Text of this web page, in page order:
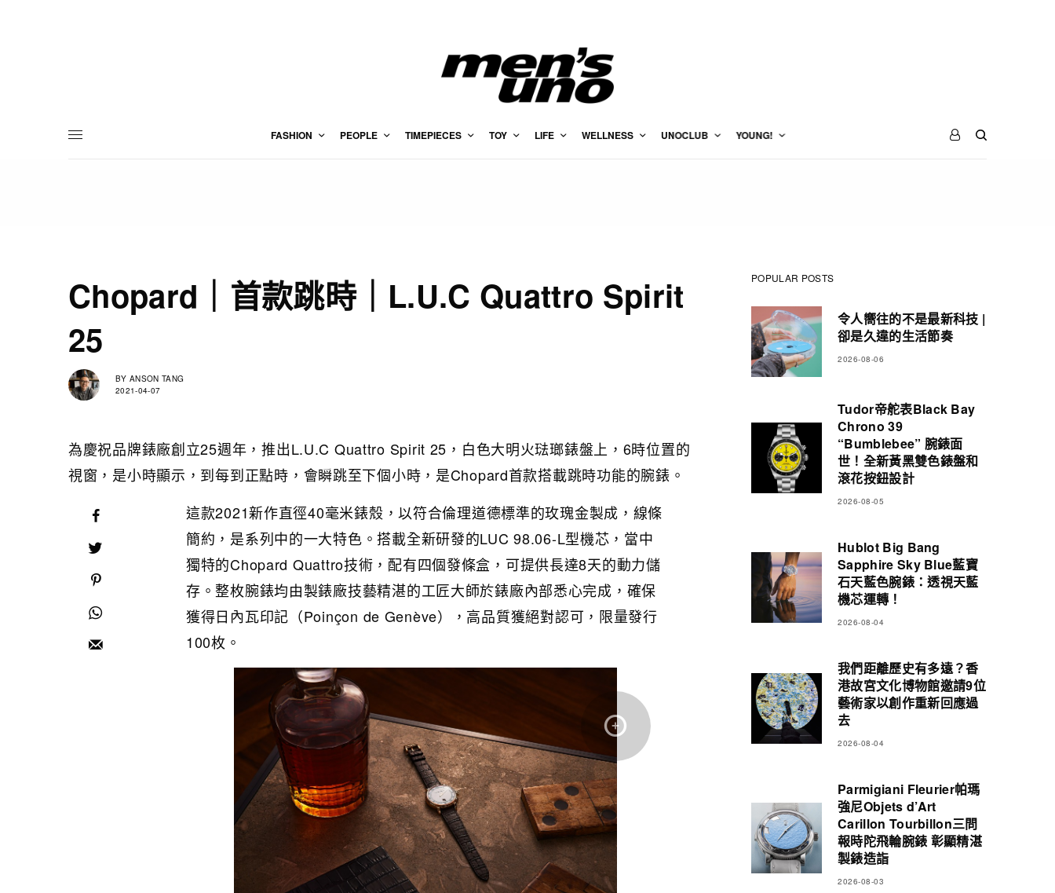
FASHION PEOPLE TIMEPIECES TOY LIFE WELLNESS UNOCLUB YOUNG!
Chopard｜首款跳時｜L.U.C Quattro Spirit
25
BY ANSON TANG
2021-04-07
為慶祝品牌錶廠創立25週年，推出L.U.C Quattro Spirit 25，白色大明火琺瑯錶盤上，6時位置的
視窗，是小時顯示，到每到正點時，會瞬跳至下個小時，是Chopard首款搭載跳時功能的腕錶。
這款2021新作直徑40毫米錶殼，以符合倫理道德標準的玫瑰金製成，線條
簡約，是系列中的一大特色。搭載全新研發的LUC 98.06-L型機芯，當中
獨特的Chopard Quattro技術，配有四個發條盒，可提供長達8天的動力儲
存。整枚腕錶均由製錶廠技藝精湛的工匠大師於錶廠內部悉心完成，確保
獲得日內瓦印記（Poinçon de Genève），高品質獲絕對認可，限量發行
100枚。
POPULAR POSTS
令人嚮往的不是最新科技 |
卻是久違的生活節奏
2026-08-06
Tudor帝舵表Black Bay
Chrono 39
“Bumblebee” 腕錶面
世！全新黃黑雙色錶盤和
滾花按鈕設計
2026-08-05
Hublot Big Bang
Sapphire Sky Blue藍寶
石天藍色腕錶：透視天藍
機芯運轉！
2026-08-04
我們距離歷史有多遠？香
港故宮文化博物館邀請9位
藝術家以創作重新回應過
去
2026-08-04
Parmigiani Fleurier帕瑪
強尼Objets d’Art
Carillon Tourbillon三問
報時陀飛輪腕錶 彰顯精湛
製錶造詣
2026-08-03